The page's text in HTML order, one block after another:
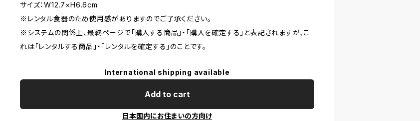
サイズ：W12.7×H6.6cm
※レンタル食器のため使用感がありますのでご了承ください。
※システムの関係上、最終ページで「購入する商品」・「購入を確定する」と表記されますが、こ
れは「レンタルする商品」・「レンタルを確定する」のことです。
International shipping available
Add to cart
日本国内にお住まいの方向け